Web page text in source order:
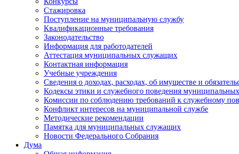
Стажировка
Поступление на муниципальную службу
Квалификационные требования
Законодательство
Информация для работодателей
Аттестация муниципальных служащих
Контактная информация
Учебные учреждения
Сведения о доходах, расходах, об имуществе и
Кодексы этики и служебного поведения
Комиссии по соблюдению требований к служебному
Конфликт интересов на муниципальной службе
Методические рекомендации
Памятка для муниципальных служащих
Новости Федерального Cобрания
Дума